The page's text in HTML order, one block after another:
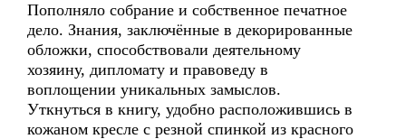
Пополняло собрание и собственное печатное
дело. Знания, заключённые в декорированные
обложки, способствовали деятельному
хозяину, дипломату и правоведу в
воплощении уникальных замыслов.
Уткнуться в книгу, удобно расположившись в
кожаном кресле с резной спинкой из красного